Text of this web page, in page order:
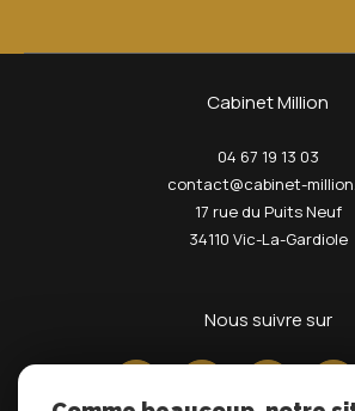
Cabinet Million
04 67 19 13 03
contact@cabinet-
17 rue du Puits Neuf
34110
Vic-La-Gardiole
nous suivre sur